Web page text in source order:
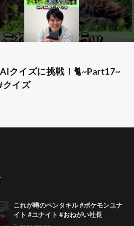
AIクイズに挑戦！🐈~Part17~
イズ
これが噂のペンタキル #ポケモンユナ
イト #ユナイト #おねがい社長